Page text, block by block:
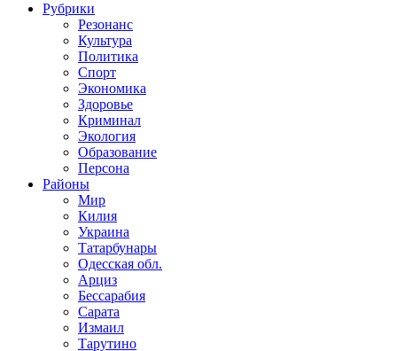
Рубрики
Резонанс
Культура
Политика
Спорт
Экономика
Здоровье
Криминал
Экология
Образование
Персона
Районы
Мир
Килия
Украина
Татарбунары
Одесская обл.
Арциз
Бессарабия
Сарата
Измаил
Тарутино